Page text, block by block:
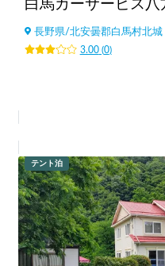
白馬カーサービス八
長野県/北安曇郡白馬村北城
3.00(0)
テント泊